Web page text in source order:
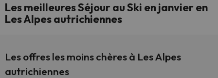
Les meilleures Séjour au Ski en janvier en
Les Alpes autrichiennes
Les offres les moins chères à Les Alpes
autrichiennes